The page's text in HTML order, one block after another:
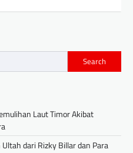
Search
Laut Timor Akibat
dari Rizky Billar dan Para